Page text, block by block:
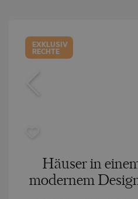
EXKLUSIV
RECHTE
Häuser in
modernem